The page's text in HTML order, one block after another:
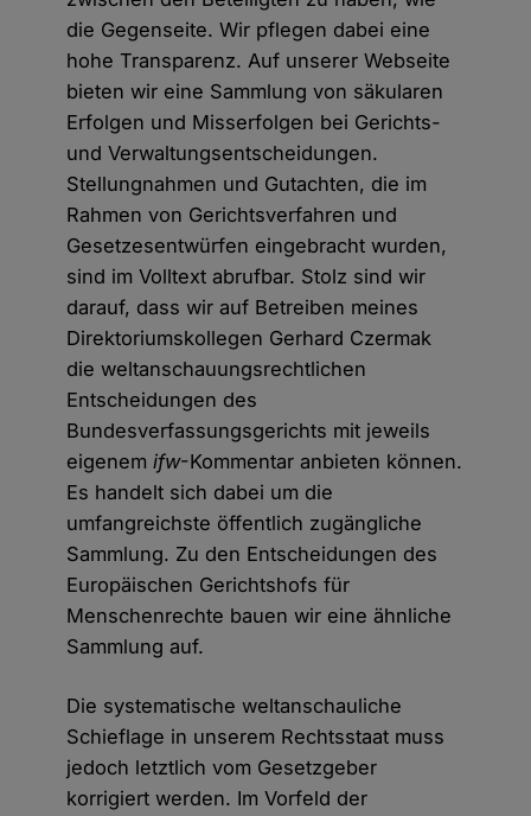
die Gegenseite. Wir pflegen dabei eine
hohe Transparenz. Auf unserer Webseite
bieten wir eine Sammlung von säkularen
Erfolgen und Misserfolgen bei Gerichts-
und Verwaltungsentscheidungen.
Stellungnahmen und Gutachten, die im
Rahmen von Gerichtsverfahren und
Gesetzesentwürfen eingebracht wurden,
sind im Volltext abrufbar. Stolz sind wir
darauf, dass wir auf Betreiben meines
Direktoriumskollegen Gerhard Czermak
die weltanschauungsrechtlichen
Entscheidungen des
Bundesverfassungsgerichts mit jeweils
eigenemifw-Kommentar anbieten können.
Es handelt sich dabei um die
umfangreichste öffentlich zugängliche
Sammlung. Zu den Entscheidungen des
Europäischen Gerichtshofs für
Menschenrechte bauen wir eine ähnliche
Sammlung auf.
Die systematische weltanschauliche
Schieflage in unserem Rechtsstaat muss
jedoch letztlich vom Gesetzgeber
korrigiert werden. Im Vorfeld der